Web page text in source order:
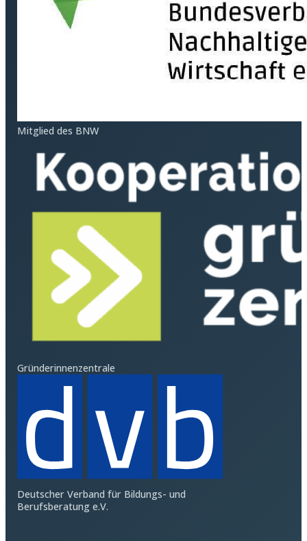
Mitglied des BNW
Gründerinnenzentrale
Deutscher Verband für Bildungs- und
Berufsberatung e.V.